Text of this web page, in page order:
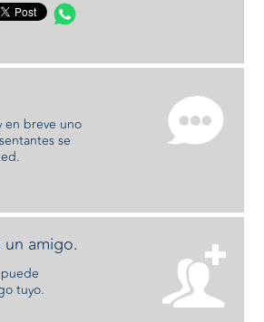
en breve uno
se
un amigo.
tuyo.